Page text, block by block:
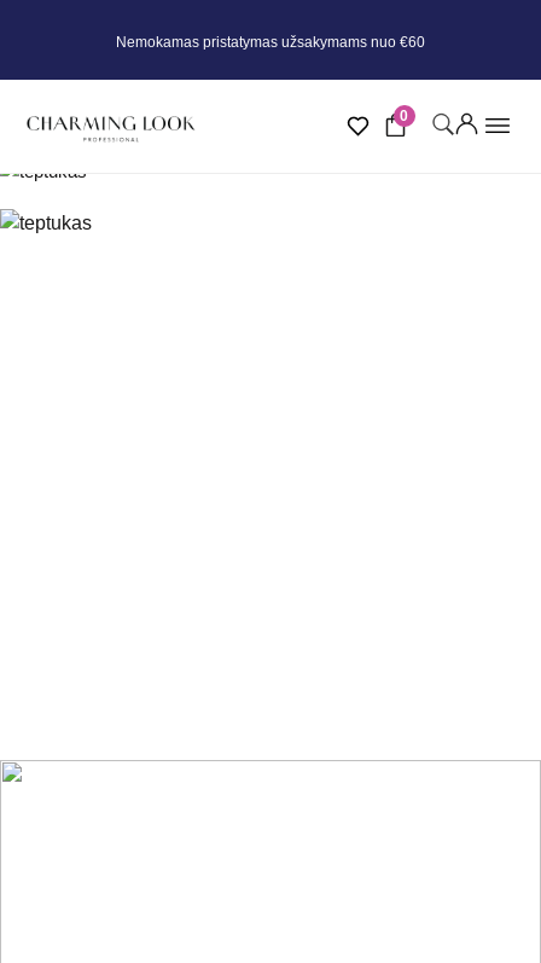
Nemokamas pristatymas užsakymams nuo €60
0